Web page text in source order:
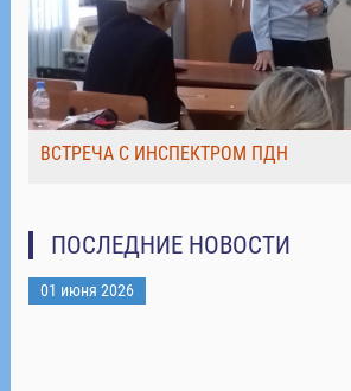
ВСТРЕЧА С ИНСПЕКТРОМ ПДН
ПОСЛЕДНИЕ НОВОСТИ
01 июня 2026